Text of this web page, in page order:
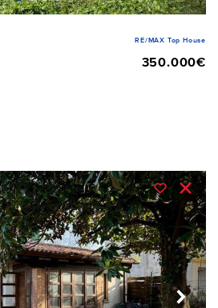
RE/MAX Top House
350.000€